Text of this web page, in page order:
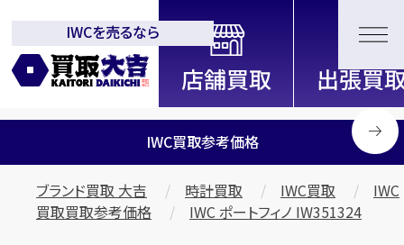
全国2000店舗以上展開中！
信頼と実績の買取専門店「買取大
吉」
IWCを売るなら
IWC買取参考価格
ブランド買取 大吉 時計買取 IWC買取
IWC
買取買取参考価格
IWC ポートフィノ IW351324